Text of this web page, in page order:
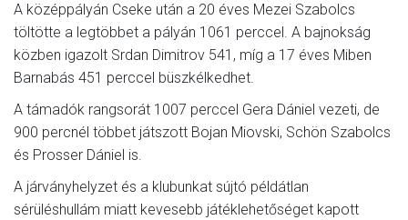
A középpályán Cseke után a 20 éves Mezei Szabolcs
töltötte a legtöbbet a pályán 1061 perccel. A bajnokság
közben igazolt Srdan Dimitrov 541, míg a 17 éves Miben
Barnabás 451 perccel büszkélkedhet.
A támadók rangsorát 1007 perccel Gera Dániel vezeti, de
900 percnél többet játszott Bojan Miovski, Schön Szabolcs
és Prosser Dániel is.
A járványhelyzet és a klubunkat sújtó példátlan
sérüléshullám miatt kevesebb játéklehetőséget kapott